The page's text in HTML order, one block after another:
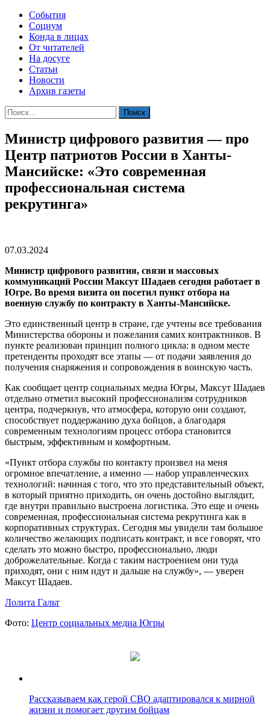
События
Социум
Конда в лицах
От читателей
На досуге
Статьи
Новости
Архив газеты
Найти:
Министр цифрового развития — про
Центр патриотов России в Ханты-
Мансийске: «Это современная
профессиональная система
рекрутинга»
07.03.2024
Министр цифрового развития, связи и массовых
коммуникаций России Максут Шадаев сегодня работает в
Югре. Во время визита он посетил пункт отбора на
военную службу по контракту в Ханты-Мансийске.
Это единственный центр в стране, где учтены все требования
Министерства обороны и пожелания самих контрактников. В
пункте реализован принцип полного цикла: в одном месте
претенденты проходят все этапы — от подачи заявления до
получения снаряжения и сопровождения в воинскую часть.
Как сообщает центр социальных медиа Югры, Максут Шадаев
отдельно отметил высокий профессионализм сотрудников
центра, подчеркнув, что атмосфера, которую они создают,
способствует поддержанию духа бойцов, а благодаря
современным технологиям процесс отбора становится
быстрым, эффективным и комфортным.
«Пункт отбора службы по контакту произвел на меня
огромное впечатление, а именно — набор управленческих
технологий: начиная с того, что это представительный объект,
в который приятно приходить, он очень достойно выглядит,
где внутри правильно выстроена логистика. Это еще и очень
современная, профессиональная система рекрутинга как в
корпоративных структурах. Сегодня мы увидели там большое
количество желающих подписать контракт, и все говорят, что
сделать это можно быстро, профессионально, люди
доброжелательные. Когда с таким настроением они туда
приходят, они с ним идут и дальше на службу», — уверен
Максут Шадаев.
Лолита Гальт
Фото: Центр социальных медиа Югры
Рассказываем как герой СВО адаптировался к мирной
жизни и помогает другим бойцам